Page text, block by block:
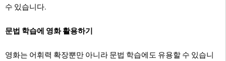
수 있습니다.
문법 학습에 영화 활용하기
영화는 어휘력 확장뿐만 아니라 문법 학습에도 유용할 수 있습니